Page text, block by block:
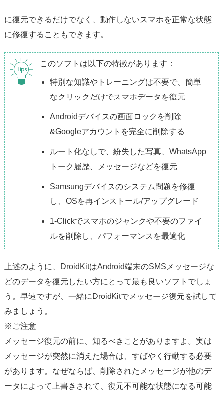
に復元できるだけでなく、動作しないスマホを正常な状態
に修復することもできます。
このソフトは以下の特徴があります：
特別な知識やトレーニングは不要で、簡単
なクリックだけでスマホデータを復元
Androidデバイスの画面ロックを削除
&Googleアカウントを完全に削除する
ルート化なしで、紛失した写真、WhatsApp
トーク履歴、メッセージなどを復元
Samsungデバイスのシステム問題を修復
し、OSを再インストール/アップグレード
1-Clickでスマホのジャンクや不要のファイ
ルを削除し、パフォーマンスを最適化
上述のように、DroidKitはAndroid端末のSMSメッセージな
どのデータを復元したい方にとって最も良いソフトでしょ
う。早速ですが、一緒にDroidKitでメッセージ復元を試して
みましょう。
※ご注意
メッセージ復元の前に、知るべきことがありますよ。実は
メッセージが突然に消えた場合は、すばやく行動する必要
があります。なぜならば、削除されたメッセージが他のデ
ータによって上書きされて、復元不可能な状態になる可能